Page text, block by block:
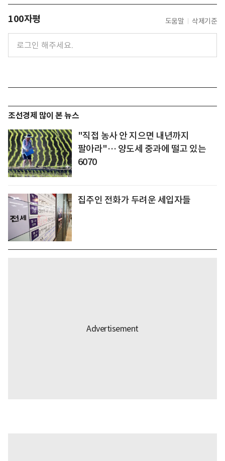
100자평 도움말 삭제기준
조선경제 많이 본 뉴스
"직접 농사 안 지으면 내년까지
팔아라"… 양도세 중과에 떨고 있는
6070
집주인 전화가 두려운 세입자들